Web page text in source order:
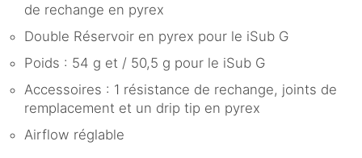
de rechange en pyrex
Double Réservoir en pyrex pour le iSub G
Poids : 54 g et / 50,5 g pour le iSub G
Accessoires : 1 résistance de rechange, joints de
remplacement et un drip tip en pyrex
Airflow réglable